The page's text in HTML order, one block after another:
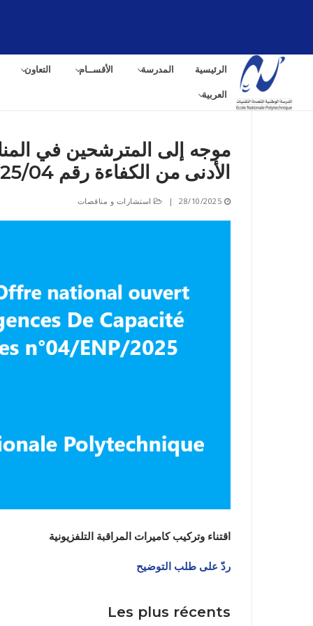
الرئيسية المدرسة الأقســام التعاون
العربية
نيابة
موجه إلى المترشحين في
الأدنى من الكفاءة رقم 04/ENP/2025
28/10/2025
| استشارات و مناقصات
اقتناء وتركيب كاميرات المراقبة التلفزيونية
ردّ على طلب التوضيح
Les plus récents